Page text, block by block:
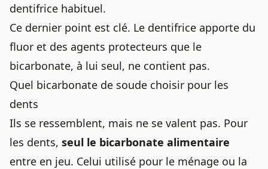
dentifrice habituel.
Ce dernier point est clé. Le dentifrice apporte du
fluor et des agents protecteurs que le
bicarbonate, à lui seul, ne contient pas.
Quel bicarbonate de soude choisir pour les
dents
Ils se ressemblent, mais ne se valent pas. Pour
les dents, seul le bicarbonate alimentaire
entre en jeu. Celui utilisé pour le ménage ou la